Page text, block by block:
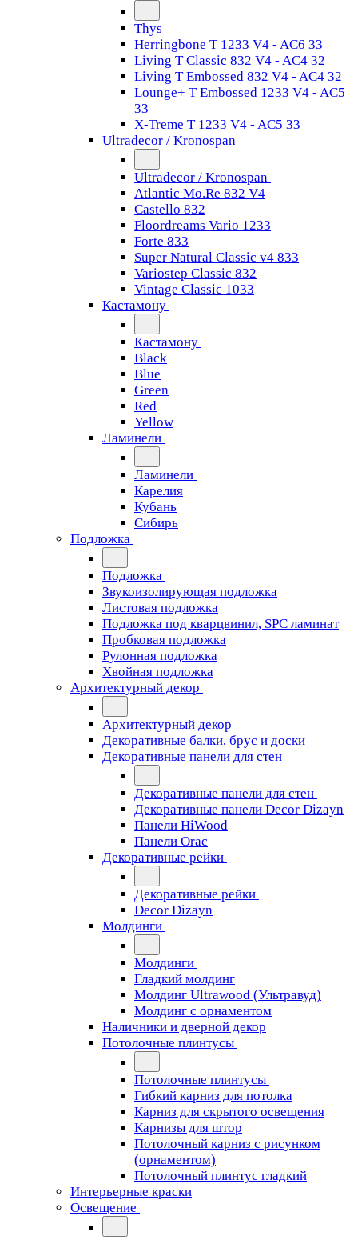
Thys
Herringbone T 1233 V4 - AC6 33
Living T Classic 832 V4 - AC4 32
Living T Embossed 832 V4 - AC4 32
Lounge+ T Embossed 1233 V4 - AC5
33
X-Treme T 1233 V4 - AC5 33
Ultradecor / Kronospan
Ultradecor / Kronospan
Atlantic Mo.Re 832 V4
Castello 832
Floordreams Vario 1233
Forte 833
Super Natural Classic v4 833
Variostep Classic 832
Vintage Classic 1033
Кастамону
Кастамону
Black
Blue
Green
Red
Yellow
Ламинели
Ламинели
Карелия
Кубань
Сибирь
Подложка
Подложка
Звукоизолирующая подложка
Листовая подложка
Подложка под кварцвинил, SPC ламинат
Пробковая подложка
Рулонная подложка
Хвойная подложка
Архитектурный декор
Архитектурный декор
Декоративные балки, брус и доски
Декоративные панели для стен
Декоративные панели для стен
Декоративные панели Decor Dizayn
Панели HiWood
Панели Orac
Декоративные рейки
Декоративные рейки
Decor Dizayn
Молдинги
Молдинги
Гладкий молдинг
Молдинг Ultrawood (Ультравуд)
Молдинг с орнаментом
Наличники и дверной декор
Потолочные плинтусы
Потолочные плинтусы
Гибкий карниз для потолка
Карниз для скрытого освещения
Карнизы для штор
Потолочный карниз с рисунком
(орнаментом)
Потолочный плинтус гладкий
Интерьерные краски
Освещение